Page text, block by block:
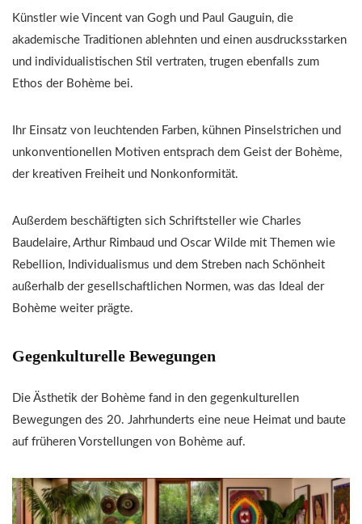
Künstler wie Vincent van Gogh und Paul Gauguin, die
akademische Traditionen ablehnten und einen ausdrucksstarken
und individualistischen Stil vertraten, trugen ebenfalls zum
Ethos der Bohème bei.
Ihr Einsatz von leuchtenden Farben, kühnen Pinselstrichen und
unkonventionellen Motiven entsprach dem Geist der Bohème,
der kreativen Freiheit und Nonkonformität.
Außerdem beschäftigten sich Schriftsteller wie Charles
Baudelaire, Arthur Rimbaud und Oscar Wilde mit Themen wie
Rebellion, Individualismus und dem Streben nach Schönheit
außerhalb der gesellschaftlichen Normen, was das Ideal der
Bohème weiter prägte.
Gegenkulturelle Bewegungen
Die Ästhetik der Bohème fand in den gegenkulturellen
Bewegungen des 20. Jahrhunderts eine neue Heimat und baute
auf früheren Vorstellungen von Bohème auf.